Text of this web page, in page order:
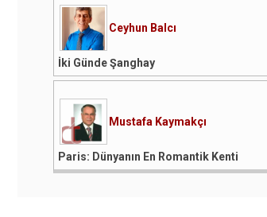
Ceyhun Balcı
İki Günde Şanghay
Mustafa Kaymakçı
Paris: Dünyanın En Romantik Kenti